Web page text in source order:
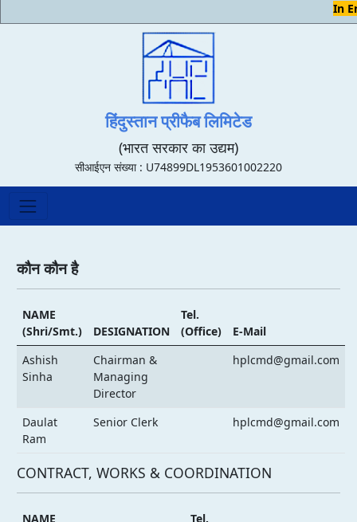
In
हिंदुस्तान प्रीफैब लिमिटेड
(भारत सरकार का उद्यम)
सीआईएन संख्या : U74899DL1953601002220
कौन कौन है
NAME
(Shri/Smt.)
DESIGNATION
Tel.
(Office)
E-Mail
Ashish
Sinha
Chairman &
Managing
Director
hplcmd@gmail.com
Daulat
Ram
Senior Clerk hplcmd@gmail.com
CONTRACT, WORKS & COORDINATION
NAME
Tel.